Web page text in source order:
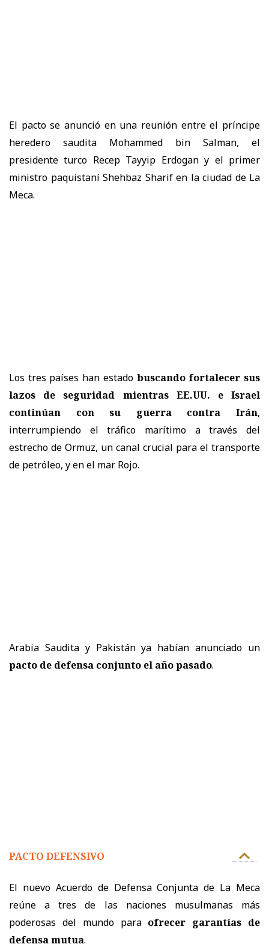
El pacto se anunció en una reunión entre el príncipe
heredero saudita Mohammed bin Salman, el
presidente turco Recep Tayyip Erdogan y el primer
ministro paquistaní Shehbaz Sharif en la ciudad de La
Meca.
Los tres países han estado buscando fortalecer sus
lazos de seguridad mientras EE.UU. e Israel
continúan con su guerra contra Irán,
interrumpiendo el tráfico marítimo a través del
estrecho de Ormuz, un canal crucial para el transporte
de petróleo, y en el mar Rojo.
Arabia Saudita y Pakistán ya habían anunciado un
pacto de defensa conjunto el año pasado.
PACTO DEFENSIVO
El nuevo Acuerdo de Defensa Conjunta de La Meca
reúne a tres de las naciones musulmanas más
poderosas del mundo para ofrecer garantías de
defensa mutua.